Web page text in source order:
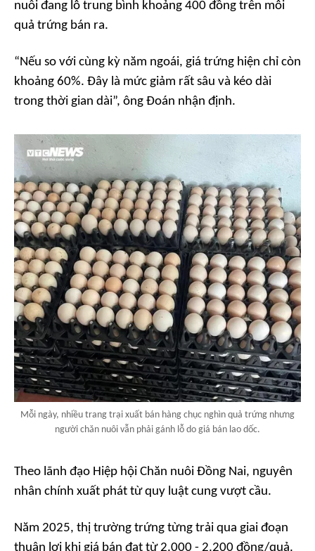
nuôi đang lỗ trung bình khoảng 400 đồng trên mỗi
quả trứng bán ra.
“Nếu so với cùng kỳ năm ngoái, giá trứng hiện chỉ còn
khoảng 60%. Đây là mức giảm rất sâu và kéo dài
trong thời gian dài”, ông Đoán nhận định.
Mỗi ngày, nhiều trang trại xuất bán hàng chục nghìn quả trứng nhưng
người chăn nuôi vẫn phải gánh lỗ do giá bán lao dốc.
Theo lãnh đạo Hiệp hội Chăn nuôi Đồng Nai, nguyên
nhân chính xuất phát từ quy luật cung vượt cầu.
Năm 2025, thị trường trứng từng trải qua giai đoạn
thuận lợi khi giá bán đạt từ 2.000 - 2.200 đồng/quả.